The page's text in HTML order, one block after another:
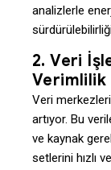
analizlerle
sürdürülebilirliği
2.Veri
Verimlilik
Veri
artıyor. Bu
ve kaynak
setlerini hızlı